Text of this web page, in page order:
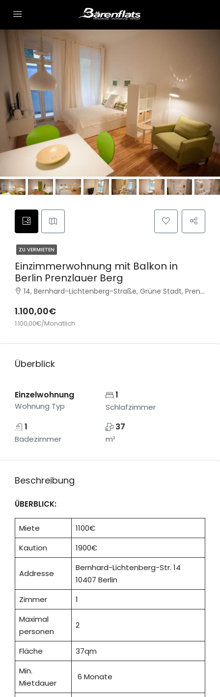
ZU VERMIETEN
Einzimmerwohnung mit Balkon in
Berlin Prenzlauer Berg
14, Bernhard-Lichtenberg-Straße, Grüne Stadt, Prenzlauer Berg, Pankow, Berlin, 10407, Deutschland
1.100,00€
1.100,00€/Monatlich
Überblick
Einzelwohnung
Wohnung Typ
1
Schlafzimmer
1
Badezimmer
37
m²
Beschreibung
ÜBERBLICK:
Miete
1100€
Kaution
1900€
Addresse
Bernhard-Lichtenberg-Str. 14
10407 Berlin
Zimmer
1
Maximal
personen
2
Fläche
37qm
Min.
Mietdauer
6 Monate